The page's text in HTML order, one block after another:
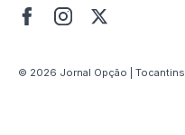
© 2026 Jornal Opção |